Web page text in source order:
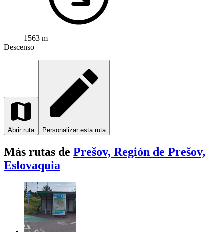
1563 m
Descenso
Abrir ruta Personalizar esta ruta
Más rutas de Prešov, Región de Prešov,
Eslovaquia